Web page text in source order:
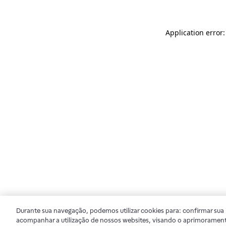
Application
Durante sua navegação, podemos utilizar cookies para: confirmar
acompanhar a utilização de nossos websites, visando o